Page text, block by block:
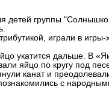
детей группы
играли в
укатится дальше. В
яйцо по кругу под
канат и
с